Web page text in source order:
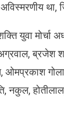
युवा मोर्चा
ब्रजेश
नकुल,